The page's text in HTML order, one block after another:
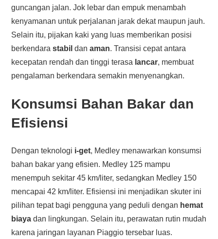
guncangan jalan. Jok lebar dan empuk menambah
kenyamanan untuk perjalanan jarak dekat maupun jauh.
Selain itu, pijakan kaki yang luas memberikan posisi
berkendara stabil dan aman. Transisi cepat antara
kecepatan rendah dan tinggi terasa lancar, membuat
pengalaman berkendara semakin menyenangkan.
Konsumsi Bahan Bakar dan
Efisiensi
Dengan teknologi i-get, Medley menawarkan konsumsi
bahan bakar yang efisien. Medley 125 mampu
menempuh sekitar 45 km/liter, sedangkan Medley 150
mencapai 42 km/liter. Efisiensi ini menjadikan skuter ini
pilihan tepat bagi pengguna yang peduli dengan hemat
biayadan lingkungan. Selain itu, perawatan rutin mudah
karena jaringan layanan Piaggio tersebar luas.